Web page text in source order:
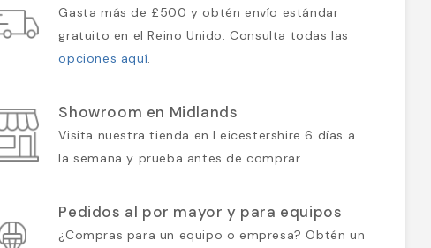
Gasta más de £500 y obtén envío estándar
gratuito en el Reino Unido. Consulta todas las
opciones aquí.
Showroom en Midlands
Visita nuestra tienda en Leicestershire 6 días a
la semana y prueba antes de comprar.
Pedidos al por mayor y para equipos
¿Compras para un equipo o empresa? Obtén un